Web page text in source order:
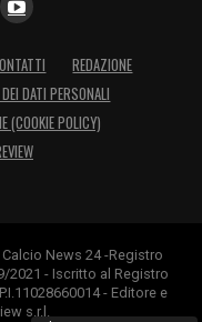
REDAZIONE
DATI PERSONALI
(COOKIE POLICY)
News 24 -Registro
2021 - Iscritto al Registro
- Editore e
s.r.l.